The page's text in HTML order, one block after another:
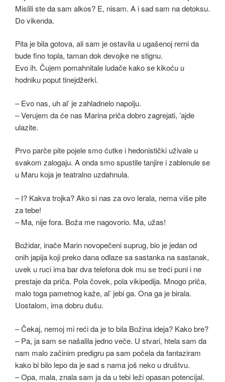
Mislili ste da sam alkos? E, nisam. A i sad sam na detoksu.
Do vikenda.
Pita je bila gotova, ali sam je ostavila u ugašenoj rerni da
bude fino topla, taman dok devojke ne stignu.
Evo ih. Čujem pomahnitale ludače kako se kikoću u
hodniku poput tinejdžerki.
– Evo nas, uh al’ je zahladnelo napolju.
– Verujem da će nas Marina priča dobro zagrejati, ’ajde
ulazite.
Prvo parče pite pojele smo ćutke i hedonistički uživale u
svakom zalogaju. A onda smo spustile tanjire i zablenule se
u Maru koja je teatralno uzdahnula.
– I? Kakva trojka? Ako si nas za ovo lerala, nema više pite
za tebe!
– Ma, nije fora. Boža me nagovorio. Ma, užas!
Božidar, inače Marin novopečeni suprug, bio je jedan od
onih japija koji preko dana odlaze sa sastanka na sastanak,
uvek u ruci ima bar dva telefona dok mu se treći puni i ne
prestaje da priča. Pola čovek, pola vikipedija. Mnogo priča,
malo toga pametnog kaže, al’ jebi ga. Ona ga je birala.
Uostalom, ima dobru dušu.
– Čekaj, nemoj mi reći da je to bila Božina ideja? Kako bre?
– Pa, ja sam se našalila jedno veče. U stvari, htela sam da
nam malo začinim predigru pa sam počela da fantaziram
kako bi bilo lepo da je sad s nama još neko u društvu.
– Opa, mala, znala sam ja da u tebi leži opasan potencijal.